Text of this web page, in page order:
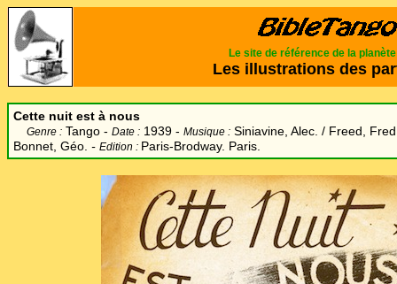
Le site de référence de la planète
Les illustrations des
Cette nuit est à nous
Genre : Tango - Date : 1939 - Musique : Siniavine, Alec. / Freed,
Bonnet, Géo. - Edition : Paris-Brodway. Paris.